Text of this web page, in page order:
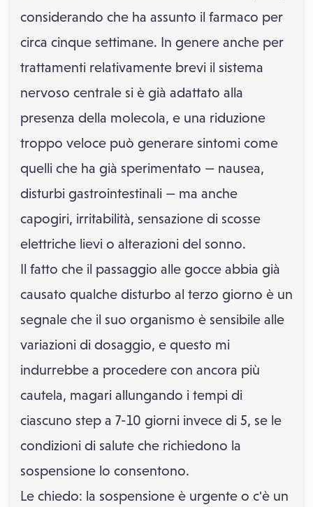
considerando che ha assunto il farmaco per
circa cinque settimane. In genere anche per
trattamenti relativamente brevi il sistema
nervoso centrale si è già adattato alla
presenza della molecola, e una riduzione
troppo veloce può generare sintomi come
quelli che ha già sperimentato — nausea,
disturbi gastrointestinali — ma anche
capogiri, irritabilità, sensazione di scosse
elettriche lievi o alterazioni del sonno.
Il fatto che il passaggio alle gocce abbia già
causato qualche disturbo al terzo giorno è un
segnale che il suo organismo è sensibile alle
variazioni di dosaggio, e questo mi
indurrebbe a procedere con ancora più
cautela, magari allungando i tempi di
ciascuno step a 7-10 giorni invece di 5, se le
condizioni di salute che richiedono la
sospensione lo consentono.
Le chiedo: la sospensione è urgente o c'è un